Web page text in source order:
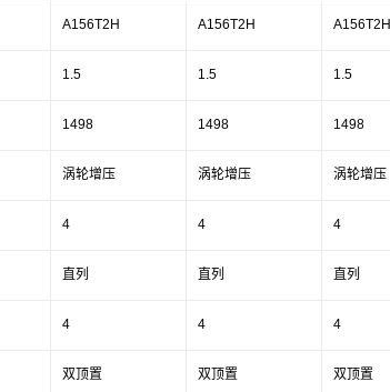
A156T2H A156T2H A156T2H
1.5 1.5 1.5
1498 1498 1498
涡轮增压 涡轮增压 涡轮增压
4 4 4
直列 直列 直列
4 4 4
双顶置 双顶置 双顶置